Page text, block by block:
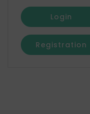
Login
Registration